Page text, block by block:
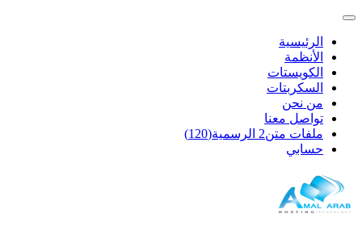
الرئيسية
الأنظمة
الكويستات
السكربتات
من نحن
تواصل معنا
ملفات متن2 الرسمية(120)
حسابي